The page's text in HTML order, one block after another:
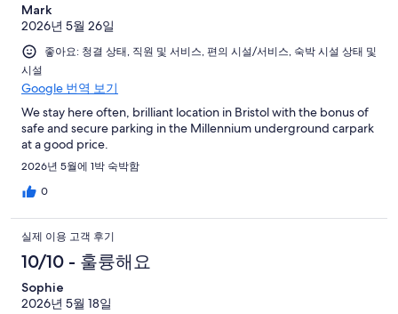
Mark
2026년 5월 26일
좋아요: 청결 상태, 직원 및 서비스, 편의 시설/서비스, 숙박 시설 상태 및
시설
Google 번역 보기
We stay here often, brilliant location in Bristol with the bonus of
safe and secure parking in the Millennium underground carpark
at a good price.
2026년 5월에 1박 숙박함
0
실제 이용 고객 후기
10/10 - 훌륭해요
Sophie
2026년 5월 18일